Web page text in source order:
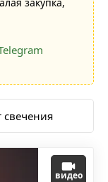
свечения
видео